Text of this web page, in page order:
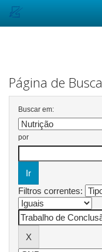
Página de Busca
Buscar em:
por
Filtros correntes: